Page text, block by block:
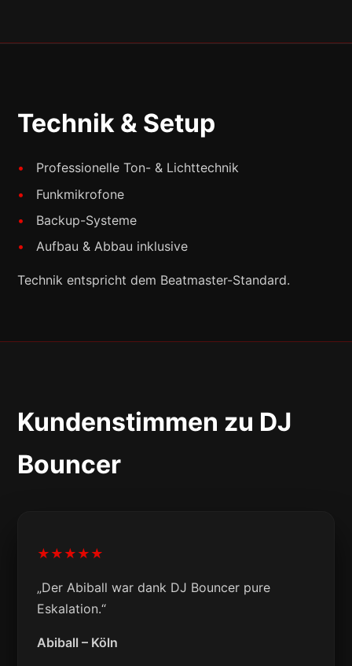
Technik & Setup
Professionelle Ton- & Lichttechnik
Funkmikrofone
Backup-Systeme
Aufbau & Abbau inklusive
Technik entspricht dem Beatmaster-Standard.
Kundenstimmen zu DJ
Bouncer
★★★★★
„Der Abiball war dank DJ Bouncer pure
Eskalation.“
Abiball – Köln